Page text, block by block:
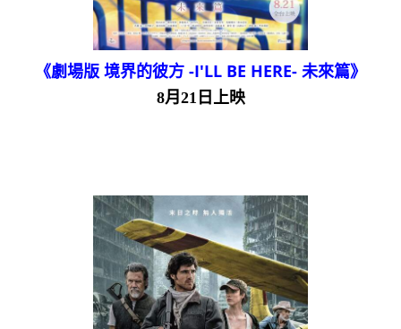
《劇場版 境界的彼方 -I'LL BE HERE- 未來篇》
8月21日上映